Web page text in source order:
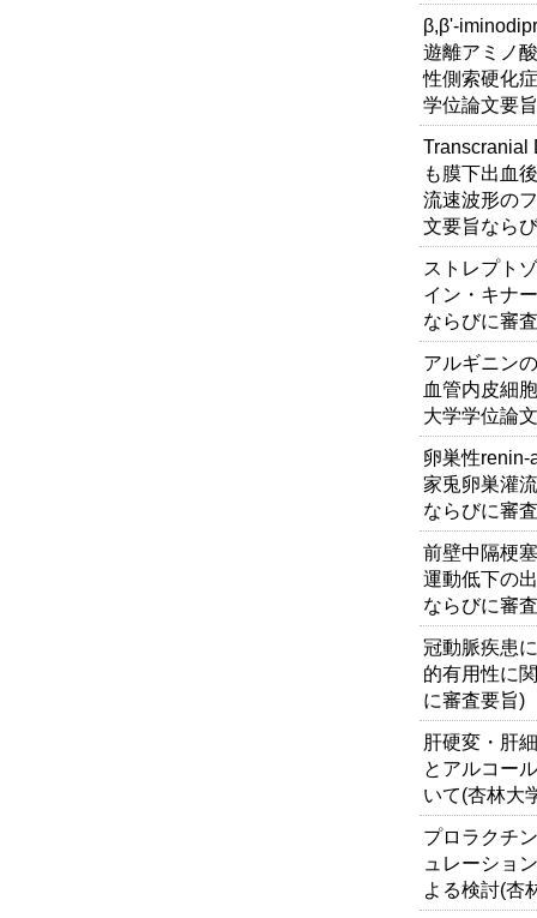
β,β'-
遊離アミノ
性側索硬化
学位論文要
Transcranial
も膜下出血
流速波形の
文要旨なら
ストレプト
イン・キナ
ならびに審
アルギニン
血管内皮細
大学学位論
卵巣性renin-
家兎卵巣灌
ならびに審
前壁中隔梗
運動低下の
ならびに審
冠動脈疾患
的有用性に
に審査要旨)
肝硬変・肝
とアルコー
いて(杏林大
プロラクチ
ュレーショ
よる検討(杏